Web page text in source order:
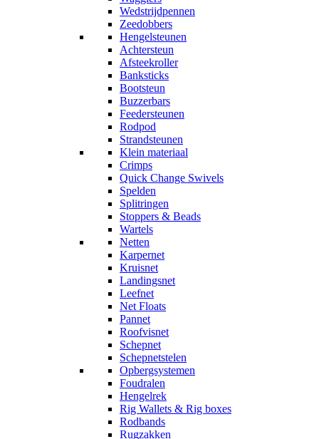
Wedstrijdpennen
Zeedobbers
Hengelsteunen
Achtersteun
Afsteekroller
Banksticks
Bootsteun
Buzzerbars
Feedersteunen
Rodpod
Strandsteunen
Klein materiaal
Crimps
Quick Change Swivels
Spelden
Splitringen
Stoppers & Beads
Wartels
Netten
Karpernet
Kruisnet
Landingsnet
Leefnet
Net Floats
Pannet
Roofvisnet
Schepnet
Schepnetstelen
Opbergsystemen
Foudralen
Hengelrek
Rig Wallets & Rig boxes
Rodbands
Rugzakken